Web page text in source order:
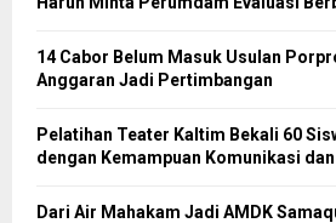
14 Cabor Belum Masuk Usulan
Anggaran Jadi Pertimbangan
Pelatihan Teater Kaltim Bekali 60
dengan Kemampuan Komunikasi
Dari Air Mahakam Jadi AMDK